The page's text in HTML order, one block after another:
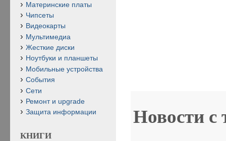
Новости с
Материнские платы
Чипсеты
Видеокарты
Мультимедиа
Жесткие диски
Ноутбуки и планшеты
Мобильные устройства
События
Сети
Ремонт и upgrade
Защита информации
КНИГИ